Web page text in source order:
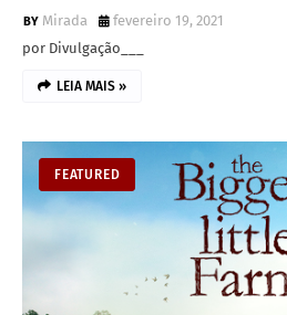
Mirada
fevereiro 19, 2021
por Divulgação___
LEIA MAIS »
FEATURED